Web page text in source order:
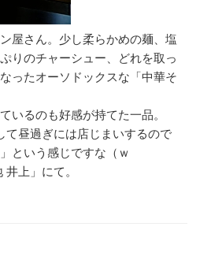
屋さん。少し柔らかめの麺、塩
りのチャーシュー、どれを取っ
ったオーソドックスな「中華そ
いるのも好感が持てた一品。
て昼過ぎには店じまいするので
という感じですな（ｗ
上」にて。